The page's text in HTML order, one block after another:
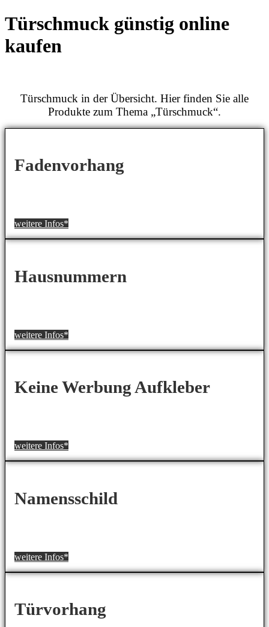
Türschmuck günstig online
kaufen
Türschmuck in der Übersicht. Hier finden Sie alle
Produkte zum Thema „Türschmuck“.
Fadenvorhang
weitere Infos*
Hausnummern
weitere Infos*
Keine Werbung Aufkleber
weitere Infos*
Namensschild
weitere Infos*
Türvorhang